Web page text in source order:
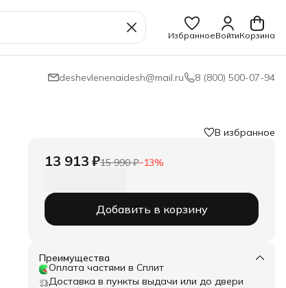
ИзбранноеВойтиКорзина
deshevlenenaidesh@mail.ru 8 (800) 500-07-94
В избранное
13 913 ₽15 990 ₽−13%
Добавить в корзину
Преимущества
Оплата частями в Сплит
Доставка в пункты выдачи или до двери